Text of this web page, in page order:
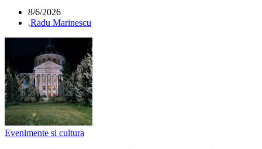
8/6/2026
.Radu Marinescu
Evenimente si cultura